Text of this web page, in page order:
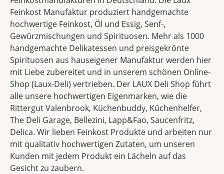
Feinkost Manufaktur produziert handgemachte
hochwertige Feinkost, Öl und Essig, Senf-,
Gewürzmischungen und Spirituosen. Mehr als 1000
handgemachte Delikatessen und preisgekrönte
Spirituosen aus hauseigener Manufaktur werden hier
mit Liebe zubereitet und in unserem schönen Online-
Shop (Laux-Deli) vertrieben. Der LAUX Deli Shop führt
alle unsere hochwertigen Eigenmarken, wie die
Rittergut Valenbrook, Küchenbuddy, Küchenhelfer,
The Deli Garage, Bellezini, Lapp&Fao, Saucenfritz,
Delica. Wir lieben Feinkost Produkte und arbeiten nur
mit qualitativ hochwertigen Zutaten, um unseren
Kunden mit jedem Produkt ein Lächeln auf das
Gesicht zu zaubern.